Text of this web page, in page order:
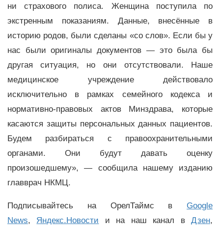
ни страхового полиса. Женщина поступила по
экстренным показаниям. Данные, внесённые в
историю родов, были сделаны «со слов». Если бы у
нас были оригиналы документов — это была бы
другая ситуация, но они отсутствовали. Наше
медицинское учреждение действовало
исключительно в рамках семейного кодекса и
нормативно-правовых актов Минздрава, которые
касаются защиты персональных данных пациентов.
Будем разбираться с правоохранительными
органами. Они будут давать оценку
произошедшему», — сообщила нашему изданию
главврач НКМЦ.
Подписывайтесь на ОрелТаймс в Google
News, Яндекс.Новости и на наш канал вДзен,